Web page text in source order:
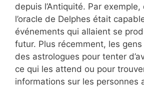
depuis l’Antiquité. Par
l’oracle de Delphes était
événements qui allaient se
futur. Plus récemment, les
des astrologues pour tenter
ce qui les attend ou pour
informations sur les personnes